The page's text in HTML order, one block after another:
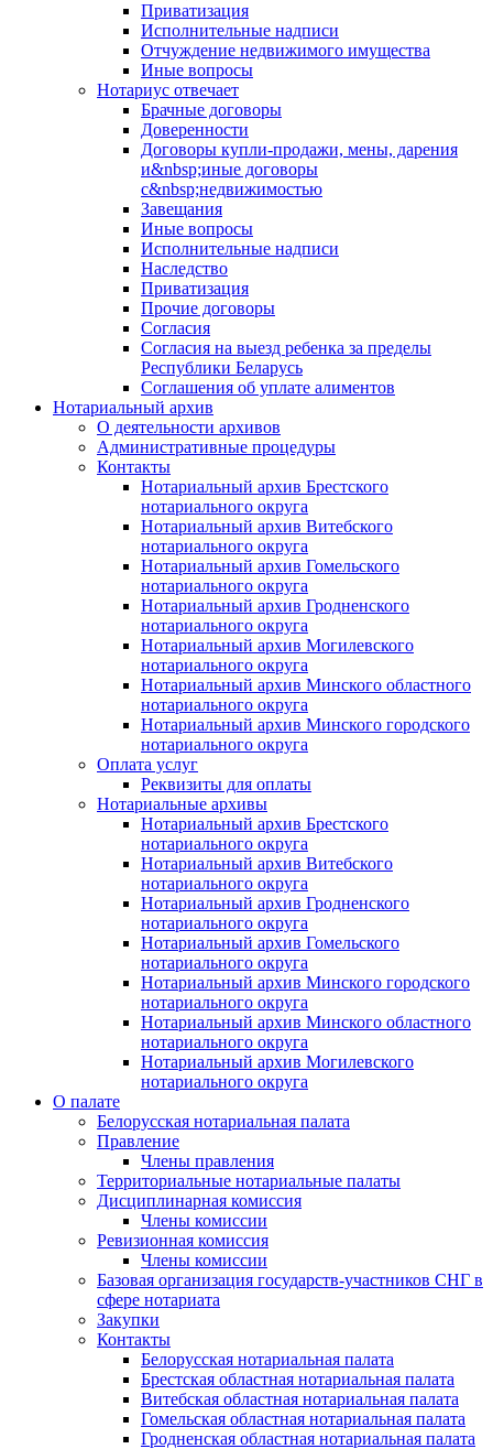
Приватизация
Исполнительные надписи
Отчуждение недвижимого имущества
Иные вопросы
Нотариус отвечает
Брачные договоры
Доверенности
Договоры купли-продажи, мены, дарения
и&nbsp;иные договоры
с&nbsp;недвижимостью
Завещания
Иные вопросы
Исполнительные надписи
Наследство
Приватизация
Прочие договоры
Согласия
Согласия на выезд ребенка за пределы
Республики Беларусь
Соглашения об уплате алиментов
Нотариальный архив
О деятельности архивов
Административные процедуры
Контакты
Нотариальный архив Брестского
нотариального округа
Нотариальный архив Витебского
нотариального округа
Нотариальный архив Гомельского
нотариального округа
Нотариальный архив Гродненского
нотариального округа
Нотариальный архив Могилевского
нотариального округа
Нотариальный архив Минского областного
нотариального округа
Нотариальный архив Минского городского
нотариального округа
Оплата услуг
Реквизиты для оплаты
Нотариальные архивы
Нотариальный архив Брестского
нотариального округа
Нотариальный архив Витебского
нотариального округа
Нотариальный архив Гродненского
нотариального округа
Нотариальный архив Гомельского
нотариального округа
Нотариальный архив Минского городского
нотариального округа
Нотариальный архив Минского областного
нотариального округа
Нотариальный архив Могилевского
нотариального округа
О палате
Белорусская нотариальная палата
Правление
Члены правления
Территориальные нотариальные палаты
Дисциплинарная комиссия
Члены комиссии
Ревизионная комиссия
Члены комиссии
Базовая организация государств-участников СНГ в
сфере нотариата
Закупки
Контакты
Белорусская нотариальная палата
Брестская областная нотариальная палата
Витебская областная нотариальная палата
Гомельская областная нотариальная палата
Гродненская областная нотариальная палата